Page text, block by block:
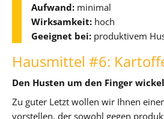
Aufwand: minimal
Wirksamkeit: hoch
Geeignet bei: produktivem
Hausmittel #6:
Den Husten um den Finger
Zu guter Letzt wollen wir Ihnen
vorstellen, der sowohl gegen